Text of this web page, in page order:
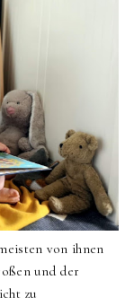
von ihnen
und der
zu